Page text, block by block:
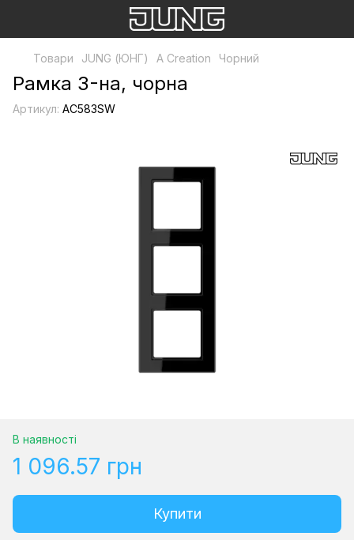
Товари JUNG (ЮНГ) A Creation Чорний
Рамка 3-на, чорна
Артикул: AC583SW
В наявності
1 096.57 грн
Купити